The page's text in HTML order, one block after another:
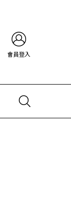
會員登入